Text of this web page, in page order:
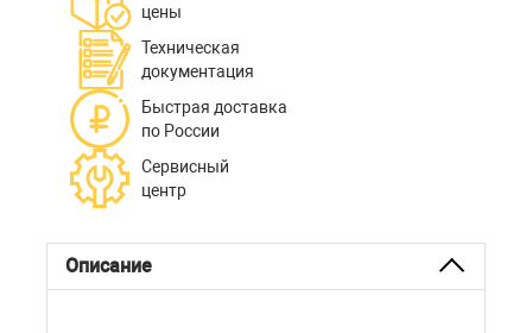
цены
Техническая
документация
Быстрая доставка
по России
Сервисный
центр
Описание